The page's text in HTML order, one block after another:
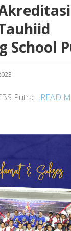
School
Putra ...READ